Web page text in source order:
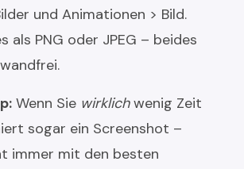
und Animationen > Bild.
als PNG oder JPEG – beides
Wenn Sie wirklichwenig Zeit
sogar ein Screenshot –
immer mit den besten